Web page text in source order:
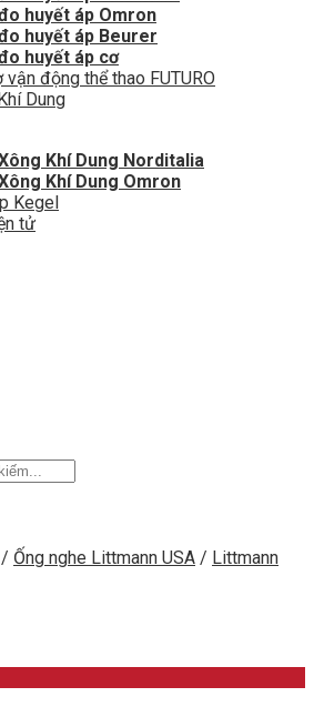
huyết áp Omron
huyết áp Beurer
huyết áp cơ
vận động thể thao FUTURO
Dung
Khí Dung Norditalia
Khí Dung Omron
Kegel
tử
/ Ống nghe Littmann USA / Littmann